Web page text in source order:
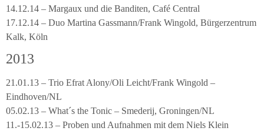
14.12.14 – Margaux und die Banditen, Café Central
17.12.14 – Duo Martina Gassmann/Frank Wingold, Bürgerzentrum
Kalk, Köln
2013
21.01.13 – Trio Efrat Alony/Oli Leicht/Frank Wingold –
Eindhoven/NL
05.02.13 – What´s the Tonic – Smederij, Groningen/NL
11.-15.02.13 – Proben und Aufnahmen mit dem Niels Klein